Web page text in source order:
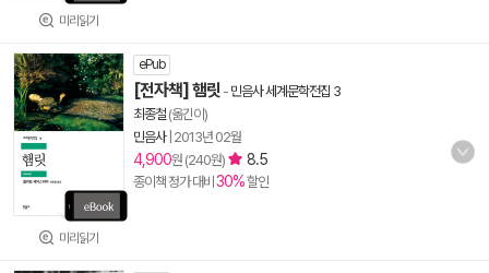
미리읽기
미리읽기
ePub
[전자책] 햄릿 - 민음사 세계문학전집 3
최종철 (옮긴이)
민음사| 2013년 02월
4,900원 (240원) 8.5
종이책 정가 대비 30%할인